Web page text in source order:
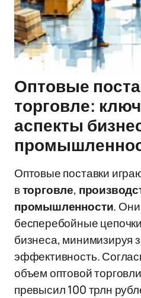
Оптовые
торговле:
аспекты
Оптовые поставки
вторговле,
промышленности.
бесперебойные
бизнеса, минимизируя
эффективность.
объем оптовой
превысил 100 трлн